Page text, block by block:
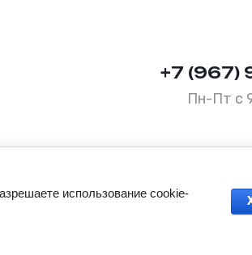
+7 (967)
Пн-Пт с
Политика
использование cookie-